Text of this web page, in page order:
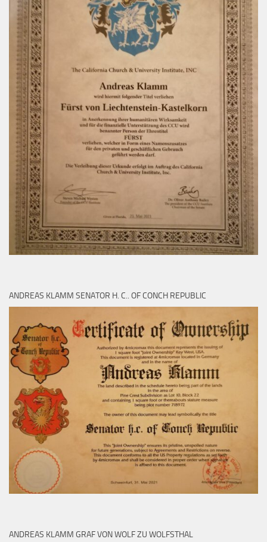
ANDREAS KLAMM SENATOR H. C.. OF CONCH REPUBLIC
ANDREAS KLAMM GRAF VON WOLF ZU WOLFSTHAL